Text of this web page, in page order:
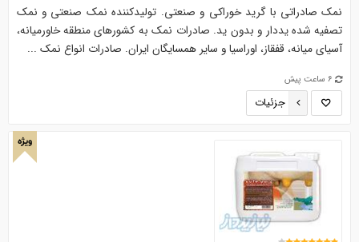
نمک صادراتی با گرید خوراکی و صنعتی. تولیدکننده نمک صنعتی و نمک
تصفیه شده یددار و بدون ید. صادرات نمک به کشورهای منطقه خاورمیانه،
آسیای میانه، قفقاز، اوراسیا و سایر همسایگان ایران. صادرات انواع نمک ...
6 ساعت پیش
جزئیات
ویژه